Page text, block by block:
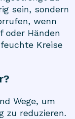
sein, sondern
wenn
oder Händen
Kreise
Wege, um
zu reduzieren.